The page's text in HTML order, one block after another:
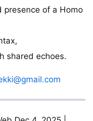
presence of a Homo
shared echoes.